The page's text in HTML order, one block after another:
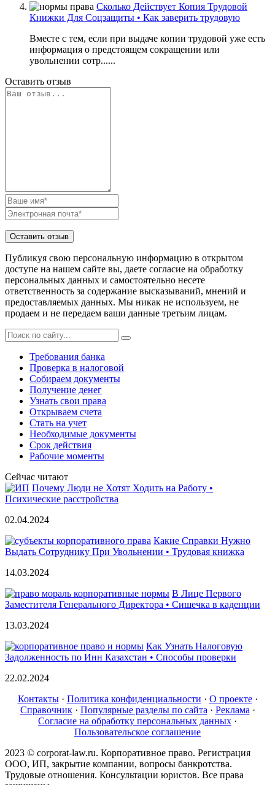
Сколько Действует Копия Трудовой
Книжки Для Соцзащиты • Как заверить трудовую
Вместе с тем, если при выдаче копии трудовой уже есть
информация о предстоящем сокращении или
увольнении сотр......
Оставить отзыв
Публикуя свою персональную информацию в открытом
доступе на нашем сайте вы, даете согласие на обработку
персональных данных и самостоятельно несете
ответственность за содержание высказываний, мнений и
предоставляемых данных. Мы никак не используем, не
продаем и не передаем ваши данные третьим лицам.
Требования банка
Проверка в налоговой
Собираем документы
Получение денег
Узнать свои права
Открываем счета
Стать на учет
Необходимые документы
Срок действия
Рабочие моменты
Сейчас читают
Почему Люди не Хотят Ходить на Работу •
Психические расстройства
02.04.2024
Какие Справки Нужно
Выдать Сотруднику При Увольнении • Трудовая книжка
14.03.2024
В Лице Первого
Заместителя Генерального Директора • Сишечка в каденции
13.03.2024
Как Узнать Налоговую
Задолженность по Инн Казахстан • Способы проверки
22.02.2024
Контакты· Политика конфиденциальности · О проекте·
Справочник· Популярные разделы по сайта · Реклама ·
Согласие на обработку персональных данных ·
Пользовательское соглашение
2023 © corporat-law.ru. Корпоративное право. Регистрация
ООО, ИП, закрытие компании, вопросы банкротства.
Трудовые отношения. Консультации юристов. Все права